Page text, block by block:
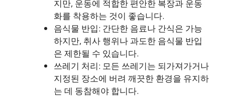
지만, 운동에 적합한 편안한 복장과 운동
화를 착용하는 것이 좋습니다.
음식물 반입: 간단한 음료나 간식은 가능
하지만, 취사 행위나 과도한 음식물 반입
은 제한될 수 있습니다.
쓰레기 처리: 모든 쓰레기는 되가져가거나
지정된 장소에 버려 깨끗한 환경을 유지하
는 데 동참해야 합니다.